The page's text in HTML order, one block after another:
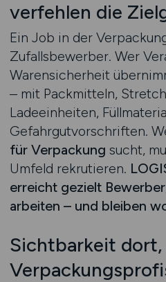
verfehlen die
Ein Job in der
Zufallsbewerber. Wer
Warensicherheit
– mit Packmitteln,
Ladeeinheiten,
Gefahrgutvorschriften.
für Verpackung sucht,
Umfeld rekrutieren.
erreicht gezielt
arbeiten – und bleiben
Sichtbarkeit